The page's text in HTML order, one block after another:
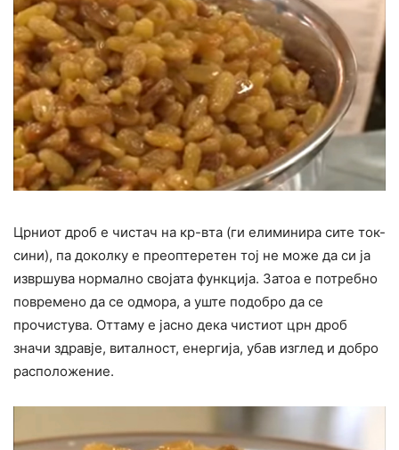
Црниот дроб е чистач на кр-вта (ги елиминира сите ток-
сини), па доколку е преоптеретен тој не може да си ја
извршува нормално својата функција. Затоа е потребно
повремено да се одмора, а уште подобро да се
прочистува. Оттаму е јасно дека чистиот црн дроб
значи здравје, виталност, енергија, убав изглед и добро
расположение.